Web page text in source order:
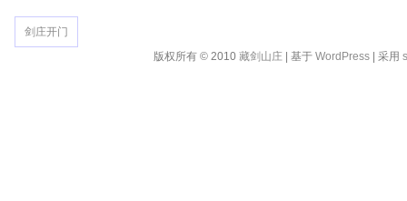
剑庄开门
版权所有 © 2010 藏剑山庄 | 基于 WordPress| 采用